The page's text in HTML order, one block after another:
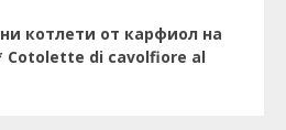
котлети от карфиол на
Cotolette di cavolfiore al